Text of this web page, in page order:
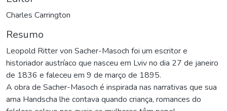
Charles Carrington
Resumo
Leopold Ritter von Sacher-Masoch foi um escritor e
historiador austríaco que nasceu em Lviv no dia 27 de janeiro
de 1836 e faleceu em 9 de março de 1895.
A obra de Sacher-Masoch é inspirada nas narrativas que sua
ama Handscha lhe contava quando criança, romances do